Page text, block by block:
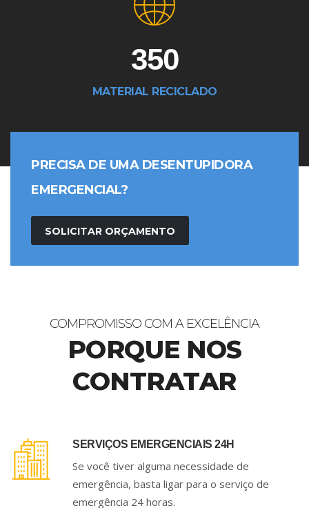
350
MATERIAL RECICLADO
PRECISA DE UMA DESENTUPIDORA
EMERGENCIAL?
SOLICITAR ORÇAMENTO
COMPROMISSO COM A EXCELÊNCIA
PORQUE NOS
CONTRATAR
SERVIÇOS EMERGENCIAIS 24H
Se você tiver alguma necessidade de
emergência, basta ligar para o serviço de
emergência 24 horas.